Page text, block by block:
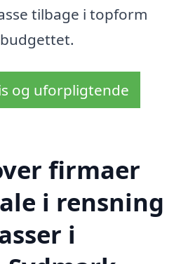
tilbage i topform
og uforpligtende
firmaer
i rensning
i